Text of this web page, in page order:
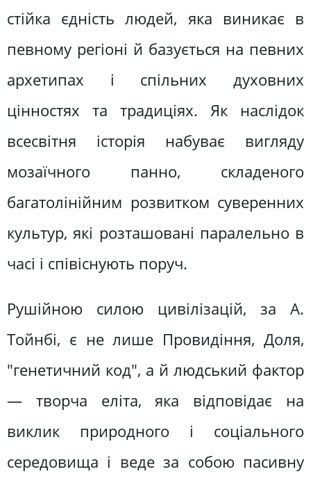
стійка єдність людей, яка виникає в
певному регіоні й базується на певних
архетипах і спільних духовних
цінностях та традиціях. Як наслідок
всесвітня історія набуває вигляду
мозаїчного панно, складеного
багатолінійним розвитком суверенних
культур, які розташовані паралельно в
часі і співіснують поруч.
Рушійною силою цивілізацій, за А.
Тойнбі, є не лише Провидіння, Доля,
"генетичний код", а й людський фактор
— творча еліта, яка відповідає на
виклик природного і соціального
середовища і веде за собою пасивну